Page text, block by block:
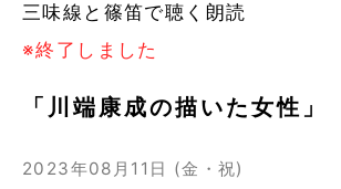
三味線と篠笛で聴く朗読
※終了しました
「川端康成の描いた女性」
2023年08月11日 (金・祝)